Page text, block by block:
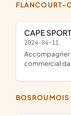
CAPE
2024-04-11
accompagner des entreprises sur leur développement
commercial
BOSROUMOIS